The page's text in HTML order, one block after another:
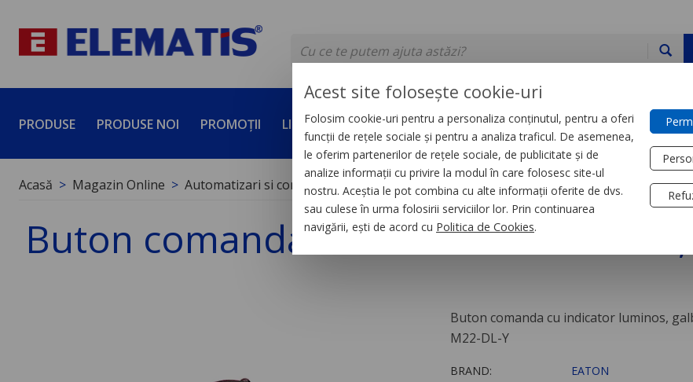
PRODUSE PRODUSE NOI PROMOȚII LICHIDĂRI DE STOC SERVICII DEVINO PARTENER CONTACT
Acasă Magazin Online Automatizari si control industrial Butoane si lampi
Buton comanda cu indicator
Buton comanda cu indicator luminos,
M22-DL-Y
BRAND:
EATON
Acest site folosește cookie-uri
Folosim cookie-uri pentru a personaliza conținutul, pentru a oferi
funcții de rețele sociale și pentru a analiza traficul. De asemenea,
le oferim partenerilor de rețele sociale, de publicitate și de
analize informații cu privire la modul în care folosesc site-ul
nostru. Aceștia le pot combina cu alte informații oferite de dvs.
sau culese în urma folosirii serviciilor lor. Prin continuarea
navigării, ești de acord cu Politica de Cookies.